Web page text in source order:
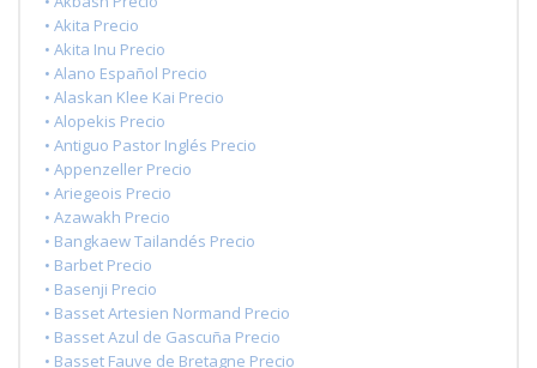
• Akita Precio
• Akita Inu Precio
• Alano Español Precio
• Alaskan Klee Kai Precio
• Alopekis Precio
• Antiguo Pastor Inglés Precio
• Appenzeller Precio
• Ariegeois Precio
• Azawakh Precio
• Bangkaew Tailandés Precio
• Barbet Precio
• Basenji Precio
• Basset Artesien Normand Precio
• Basset Azul de Gascuña Precio
• Basset Fauve de Bretagne Precio